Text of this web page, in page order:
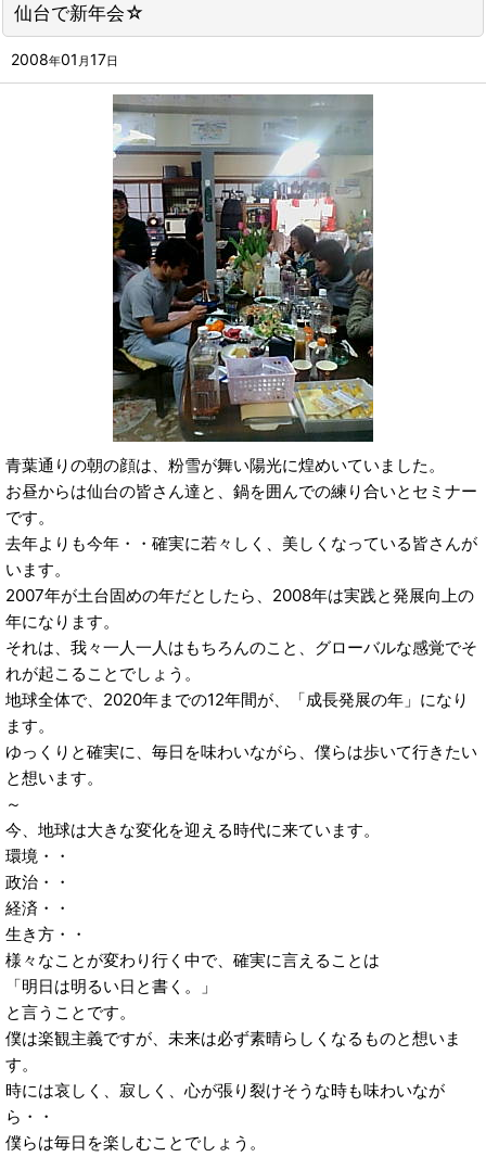
仙台で新年会☆
2008年01 月 17日
青葉通りの朝の顔は、粉雪が舞い陽光に煌めいていました。
お昼からは仙台の皆さん達と、鍋を囲んでの練り合いとセミナー
です。
去年よりも今年・・確実に若々しく、美しくなっている皆さんが
います。
2007年が土台固めの年だとしたら、2008年は実践と発展向上の
年になります。
それは、我々一人一人はもちろんのこと、グローバルな感覚でそ
れが起こることでしょう。
地球全体で、2020年までの12年間が、「成長発展の年」になり
ます。
ゆっくりと確実に、毎日を味わいながら、僕らは歩いて行きたい
と想います。
～
今、地球は大きな変化を迎える時代に来ています。
環境・・
政治・・
経済・・
生き方・・
様々なことが変わり行く中で、確実に言えることは
「明日は明るい日と書く。」
と言うことです。
僕は楽観主義ですが、未来は必ず素晴らしくなるものと想いま
す。
時には哀しく、寂しく、心が張り裂けそうな時も味わいなが
ら・・
僕らは毎日を楽しむことでしょう。